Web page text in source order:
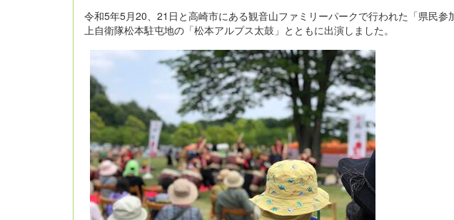
令和5年5月20、21日と高崎市にある観音山ファミリーパークで行われた「県民
上自衛隊松本駐屯地の「松本アルプス太鼓」とともに出演しました。